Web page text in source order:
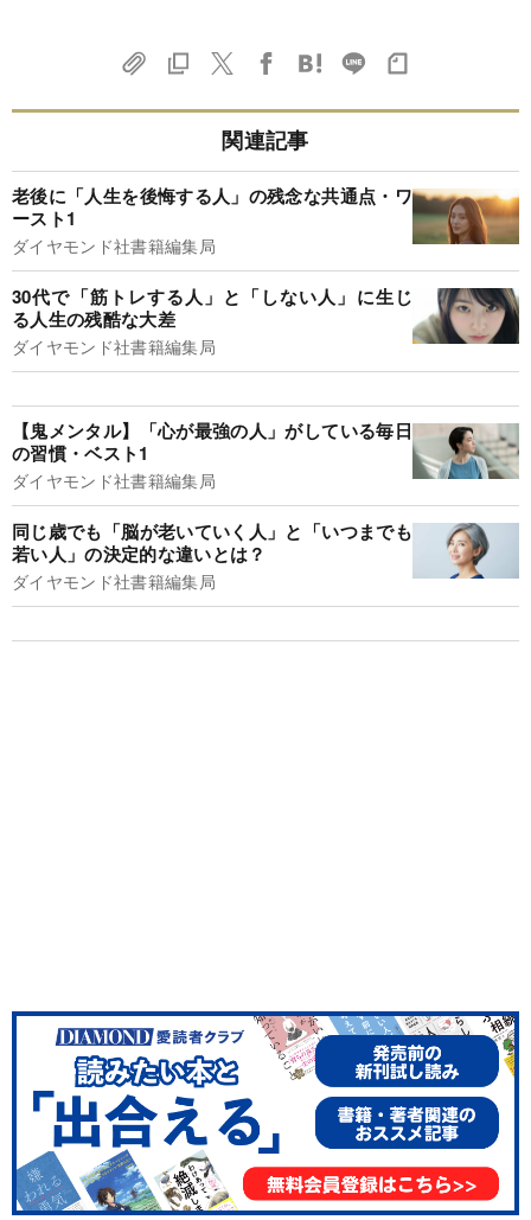
関連記事
老後に「人生を後悔する人」の残念な共通点・ワ
ースト1
ダイヤモンド社書籍編集局
30代で「筋トレする人」と「しない人」に生じ
る人生の残酷な大差
ダイヤモンド社書籍編集局
【鬼メンタル】「心が最強の人」がしている毎日
の習慣・ベスト1
ダイヤモンド社書籍編集局
同じ歳でも「脳が老いていく人」と「いつまでも
若い人」の決定的な違いとは？
ダイヤモンド社書籍編集局